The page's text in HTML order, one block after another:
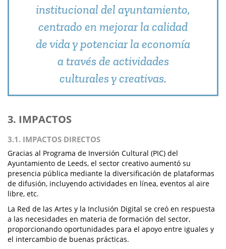
institucional del ayuntamiento,
centrado en mejorar la calidad
de vida y potenciar la economía
a través de actividades
culturales y creativas.
3. IMPACTOS
3.1. IMPACTOS DIRECTOS
Gracias al Programa de Inversión Cultural (PIC) del
Ayuntamiento de Leeds, el sector creativo aumentó su
presencia pública mediante la diversificación de plataformas
de difusión, incluyendo actividades en línea, eventos al aire
libre, etc.
La Red de las Artes y la Inclusión Digital se creó en respuesta
a las necesidades en materia de formación del sector,
proporcionando oportunidades para el apoyo entre iguales y
el intercambio de buenas prácticas.